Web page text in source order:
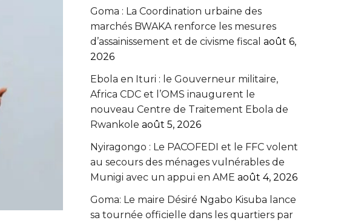
Goma : La Coordination urbaine des
marchés BWAKA renforce les mesures
d’assainissement et de civisme fiscal août 6,
2026
Ebola en Ituri : le Gouverneur militaire,
Africa CDC et l’OMS inaugurent le
nouveau Centre de Traitement Ebola de
Rwankole août 5, 2026
‎Nyiragongo : Le PACOFEDI et le FFC volent
au secours des ménages vulnérables de
Munigi avec un appui en AME‎‎ août 4, 2026
Goma: Le maire Désiré Ngabo Kisuba lance
sa tournée officielle dans les quartiers par